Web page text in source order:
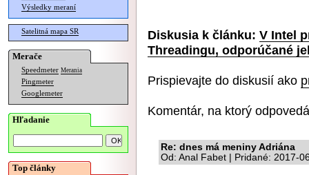
Výsledky meraní
Satelitná mapa SR
Merače
Speedmeter Merania
Pingmeter
Googlemeter
Hľadanie
Top články
Diskusia k článku: V Intel
Threadingu, odporúčané
Prispievajte do diskusií ako
Komentár, na ktorý
Re: dnes má meniny Adriána
Od: Anal Fabet | Pridané: 2017-